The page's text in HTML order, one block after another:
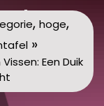
, hoge,
»
Een Duik